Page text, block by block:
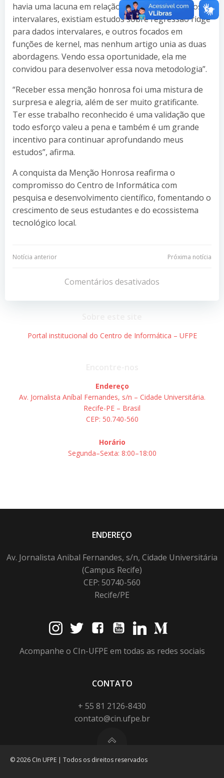
havia uma lacuna em relação aos dados simbólicos
intervalares, existiam estudos sobre regressão ridge
para dados intervalares, e outros focados em
funções de kernel, mas nenhum artigo unia as duas
abordagens. Vendo essa oportunidade, ela me
convidou para desenvolver essa nova metodologia”.
“Receber essa menção honrosa foi uma mistura de
surpresa e alegria, além de ser muito gratificante.
Ter esse trabalho reconhecido é uma validação que
todo esforço valeu a pena e também é um grande
incentivo para continuar aprofundando meus
estudos”, afirma.
A conquista da Menção Honrosa reafirma o
compromisso do Centro de Informática com
pesquisa e desenvolvimento científico, fomentando o
crescimento de seus estudantes e do ecossistema
tecnológico local.
Navegação
Post
Notícia anterior
Navegação
de
Post
Próxima notícia
Comentários desativados
Portal institucional do Centro de Informática – UFPE
Endereço
Av. Jornalista Aníbal Fernandes, s/n – Cidade Universitária.
Recife-PE – Brasil
CEP: 50.740-560
Horário
Segunda–Sexta: 8:00–18:00
ENDEREÇO
Av. Jornalista Anibal Fernandes, s/n, Cidade Universitária
(Campus Recife)
CEP: 50740-560
Recife/PE
Acompanhe o CIn-UFPE em todas as redes sociais
CONTATO
+ 55 81 2126-8430
contato@cin.ufpe.br
© 2026 CIn UFPE | Todos os direitos reservados